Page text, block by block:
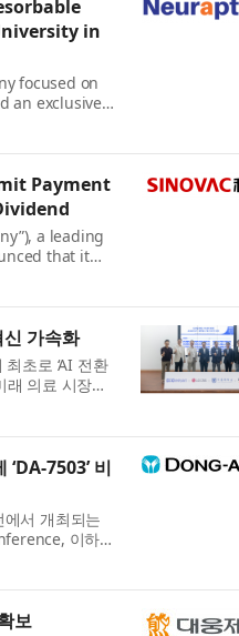
in
focused on
an exclusive
Payment
a leading
that it
가속화
초로 ‘AI 전환
의료 시장의
7503’ 비
서 개최되는
이하
보